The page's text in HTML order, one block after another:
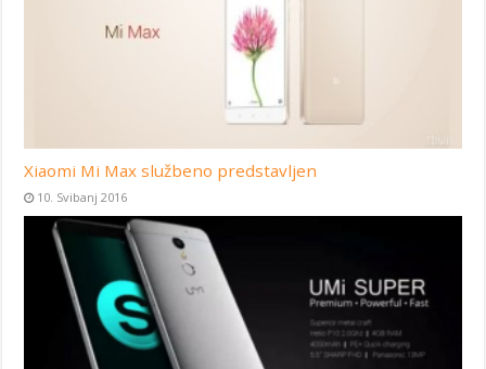
Xiaomi Mi Max službeno predstavljen
10. Svibanj 2016